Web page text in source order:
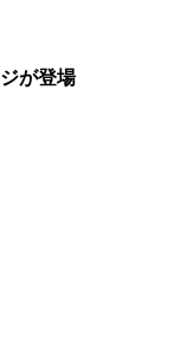
が登場